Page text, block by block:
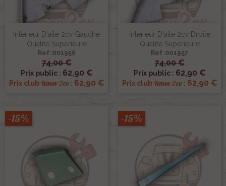
Interieur D'aile 2cv Gauche
Qualite Superieure
Ref :001956
74,00 €
Prix public : 62,90 €
Prix club Renov 2cv: 62,90 €
Interieur D'aile 2cv Droite
Qualite Superieure
Ref :001957
74,00 €
Prix public : 62,90 €
Prix club Renov 2cv: 62,90 €
-15% -15%